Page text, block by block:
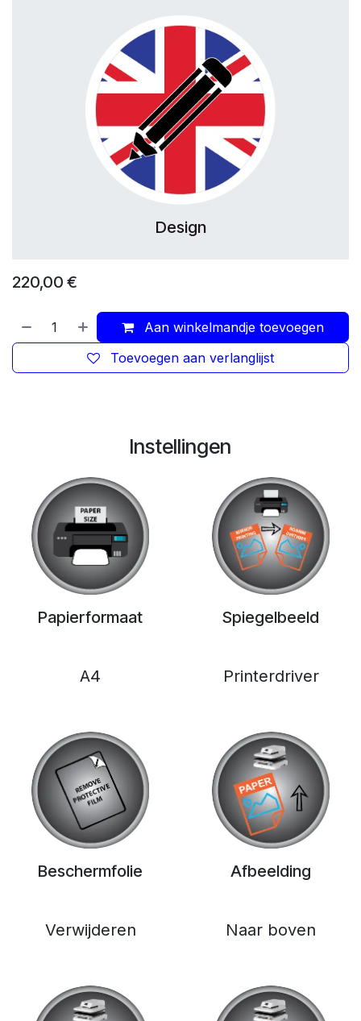
Design
220,00 €
Aan winkelmandje toevoegen
Toevoegen aan verlanglijst
Instellingen
Papierformaat
A4
Spiegelbeeld
Printerdriver
Beschermfolie
Verwijderen
Afbeelding
Naar boven